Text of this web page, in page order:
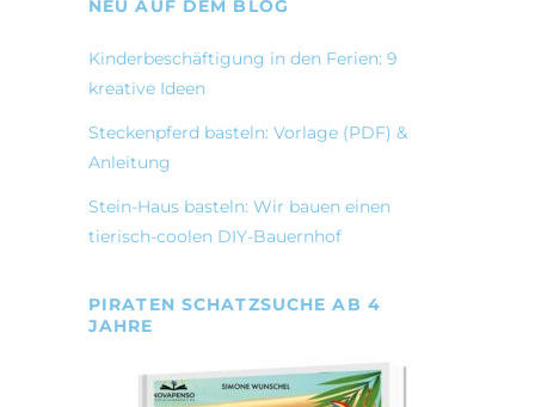
NEU AUF DEM BLOG
Kinderbeschäftigung in den Ferien: 9
kreative Ideen
Steckenpferd basteln: Vorlage (PDF) &
Anleitung
Stein-Haus basteln: Wir bauen einen
tierisch-coolen DIY-Bauernhof
PIRATEN SCHATZSUCHE AB 4
JAHRE